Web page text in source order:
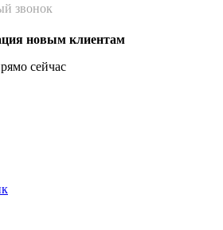
звонок
новым клиентам
сейчас